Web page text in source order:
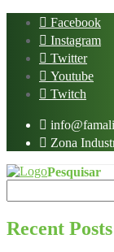
Skip
content
Facebook
Instagram
Twitter
Youtube
Twitch
Zona
Pesquisar
Recent Posts